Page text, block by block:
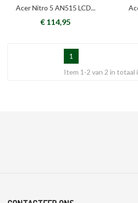
Acer Nitro 5 AN515 LCD...
€ 114,95
1
Item 1-2 van 2 in totaal